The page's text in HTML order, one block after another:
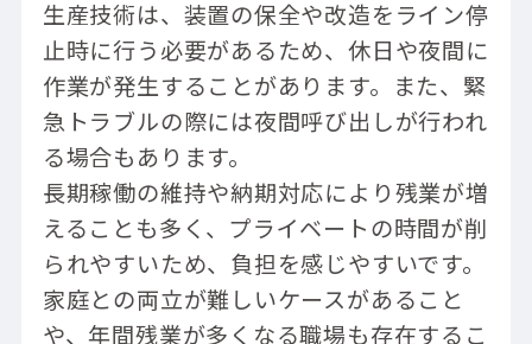
生産技術は、装置の保全や改造をライン停
止時に行う必要があるため、休日や夜間に
作業が発生することがあります。また、緊
急トラブルの際には夜間呼び出しが行われ
る場合もあります。
長期稼働の維持や納期対応により残業が増
えることも多く、プライベートの時間が削
られやすいため、負担を感じやすいです。
家庭との両立が難しいケースがあること
や、年間残業が多くなる職場も存在するこ